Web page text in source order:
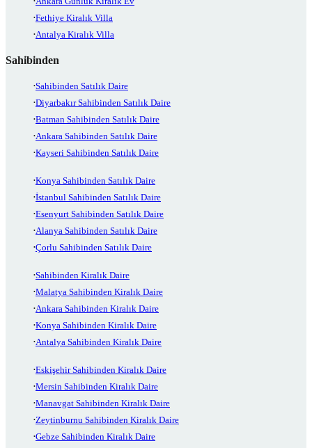
Fethiye Kiralık Villa
Antalya Kiralık Villa
Sahibinden
Sahibinden Satılık Daire
Diyarbakır Sahibinden Satılık Daire
Batman Sahibinden Satılık Daire
Ankara Sahibinden Satılık Daire
Kayseri Sahibinden Satılık Daire
Konya Sahibinden Satılık Daire
İstanbul Sahibinden Satılık Daire
Esenyurt Sahibinden Satılık Daire
Alanya Sahibinden Satılık Daire
Çorlu Sahibinden Satılık Daire
Sahibinden Kiralık Daire
Malatya Sahibinden Kiralık Daire
Ankara Sahibinden Kiralık Daire
Konya Sahibinden Kiralık Daire
Antalya Sahibinden Kiralık Daire
Eskişehir Sahibinden Kiralık Daire
Mersin Sahibinden Kiralık Daire
Manavgat Sahibinden Kiralık Daire
Zeytinburnu Sahibinden Kiralık Daire
Gebze Sahibinden Kiralık Daire